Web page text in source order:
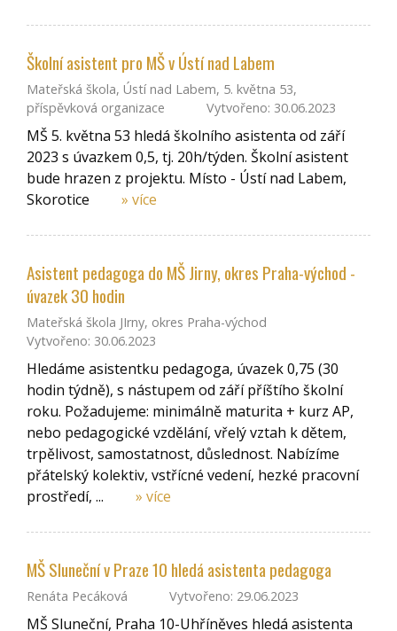
Školní asistent pro MŠ v Ústí nad Labem
Mateřská škola, Ústí nad Labem, 5. května 53,
příspěvková organizace
Vytvořeno: 30.06.2023
MŠ 5. května 53 hledá školního asistenta od září
2023 s úvazkem 0,5, tj. 20h/týden. Školní asistent
bude hrazen z projektu. Místo - Ústí nad Labem,
Skorotice
» více
Asistent pedagoga do MŠ Jirny, okres Praha-východ -
úvazek 30 hodin
Mateřská škola JIrny, okres Praha-východ
Vytvořeno: 30.06.2023
Hledáme asistentku pedagoga, úvazek 0,75 (30
hodin týdně), s nástupem od září příštího školní
roku. Požadujeme: minimálně maturita + kurz AP,
nebo pedagogické vzdělání, vřelý vztah k dětem,
trpělivost, samostatnost, důslednost. Nabízíme
přátelský kolektiv, vstřícné vedení, hezké pracovní
prostředí, ...
» více
MŠ Sluneční v Praze 10 hledá asistenta pedagoga
Renáta Pecáková Vytvořeno: 29.06.2023
MŠ Sluneční, Praha 10-Uhříněves hledá asistenta